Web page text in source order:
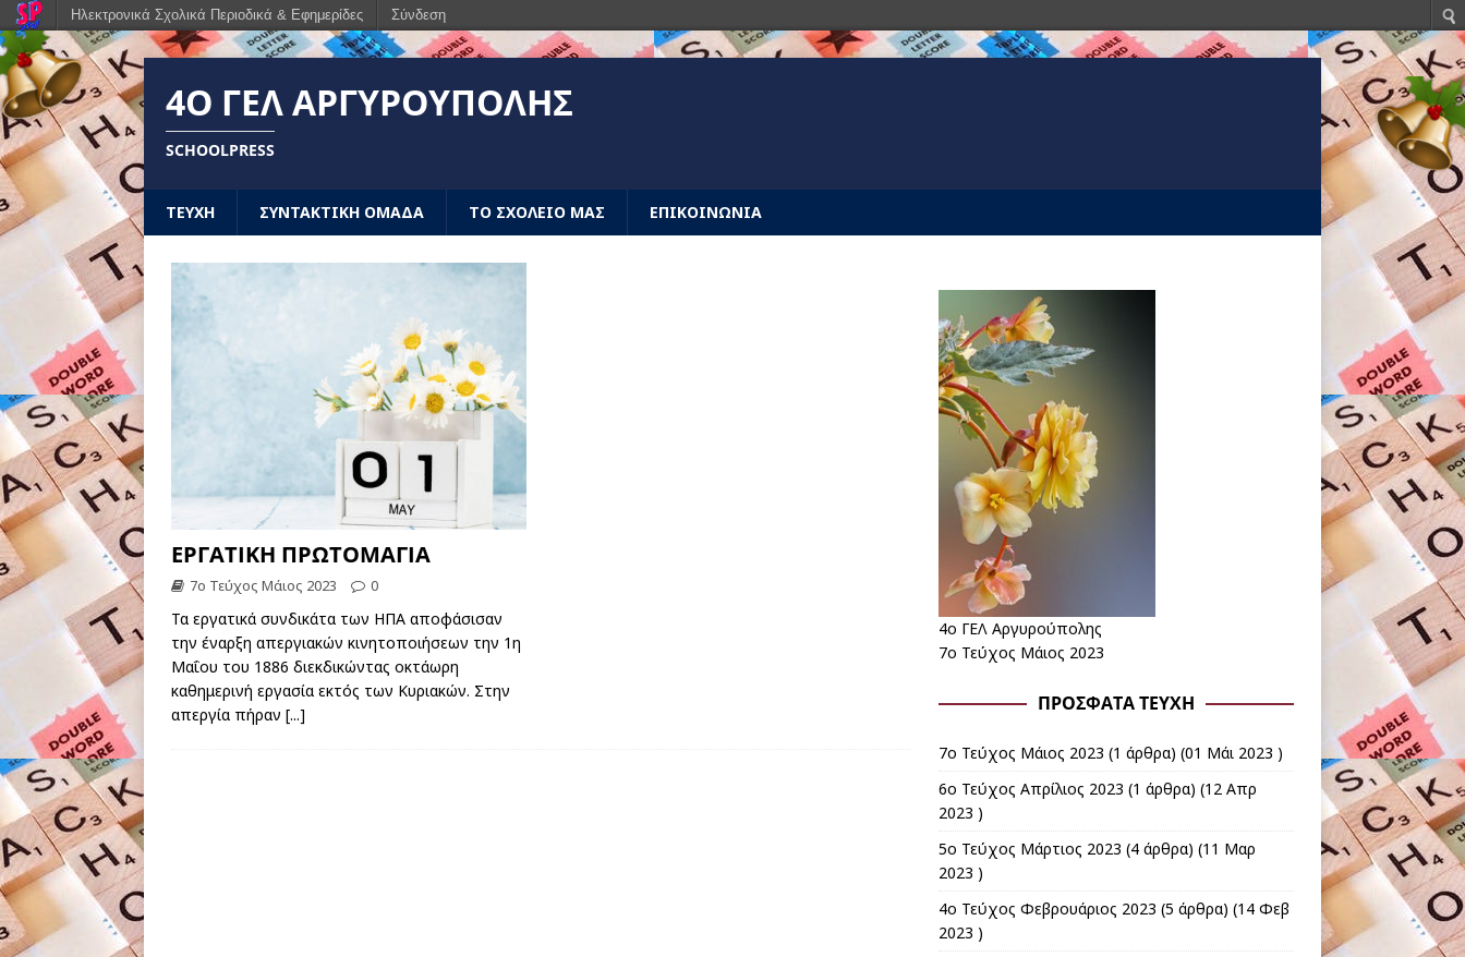
4Ο ΓΕΛ ΑΡΓΥΡΟΎΠΟΛΗΣ
SCHOOLPRESS
ΤΕΥΧΗ ΣΥΝΤΑΚΤΙΚΗ ΟΜΑΔΑ ΤΟ ΣΧΟΛΕΙΟ ΜΑΣ ΕΠΙΚΟΙΝΩΝΙΑ
ΕΡΓΑΤΙΚΗ ΠΡΩΤΟΜΑΓΙΑ
7ο Τεύχος Μάιος 2023 0
Τα εργατικά συνδικάτα των ΗΠΑ αποφάσισαν
την έναρξη απεργιακών κινητοποιήσεων την 1η
Μαΐου του 1886 διεκδικώντας οκτάωρη
καθημερινή εργασία εκτός των Κυριακών. Στην
απεργία πήραν [...]
4ο ΓΕΛ Αργυρούπολης
7ο Τεύχος Μάιος 2023
ΠΡΌΣΦΑΤΑ ΤΕΎΧΗ
7ο Τεύχος Μάιος 2023 (1 άρθρα) (01 Μάι 2023 )
6ο Τεύχος Απρίλιος 2023 (1 άρθρα) (12 Απρ
2023 )
5o Τεύχος Μάρτιος 2023 (4 άρθρα) (11 Μαρ
2023 )
4ο Τεύχος Φεβρουάριος 2023 (5 άρθρα) (14 Φεβ
2023 )
Ηλεκτρονικά Σχολικά Περιοδικά & Εφημερίδες Σύνδεση